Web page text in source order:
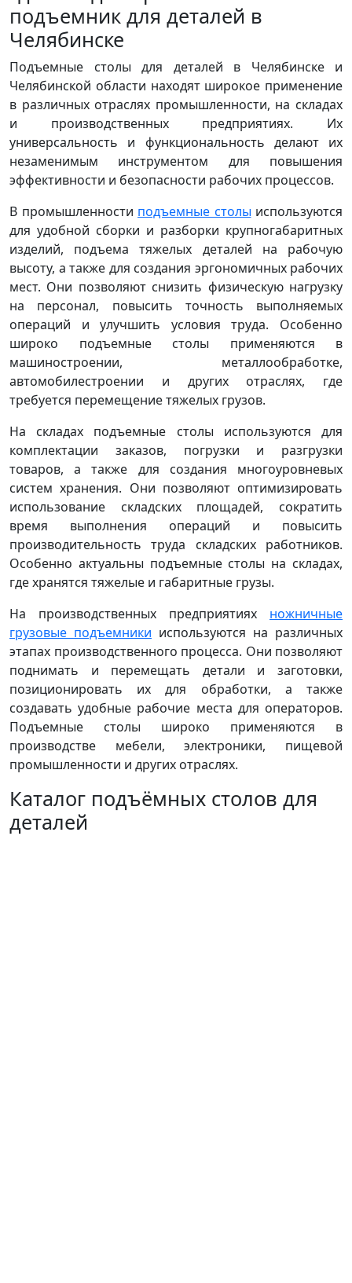
подъемник для деталей в
Челябинске
Подъемные столы для деталей в Челябинске и
Челябинской области находят широкое применение
в различных отраслях промышленности, на складах
и производственных предприятиях. Их
универсальность и функциональность делают их
незаменимым инструментом для повышения
эффективности и безопасности рабочих процессов.
В промышленности подъемные столы используются
для удобной сборки и разборки крупногабаритных
изделий, подъема тяжелых деталей на рабочую
высоту, а также для создания эргономичных рабочих
мест. Они позволяют снизить физическую нагрузку
на персонал, повысить точность выполняемых
операций и улучшить условия труда. Особенно
широко подъемные столы применяются в
машиностроении, металлообработке,
автомобилестроении и других отраслях, где
требуется перемещение тяжелых грузов.
На складах подъемные столы используются для
комплектации заказов, погрузки и разгрузки
товаров, а также для создания многоуровневых
систем хранения. Они позволяют оптимизировать
использование складских площадей, сократить
время выполнения операций и повысить
производительность труда складских работников.
Особенно актуальны подъемные столы на складах,
где хранятся тяжелые и габаритные грузы.
На производственных предприятиях ножничные
грузовые подъемники используются на различных
этапах производственного процесса. Они позволяют
поднимать и перемещать детали и заготовки,
позиционировать их для обработки, а также
создавать удобные рабочие места для операторов.
Подъемные столы широко применяются в
производстве мебели, электроники, пищевой
промышленности и других отраслях.
Каталог подъёмных столов для
деталей